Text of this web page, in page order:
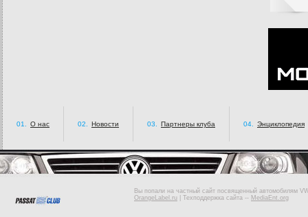
01. О нас 02. Новости 03. Партнеры клуба 04. Энциклопедия
Вы попали на частный сайт посвященный автомобилям
OrangeLabel.ru
Техподдержка сайта -- MediaEnt.org